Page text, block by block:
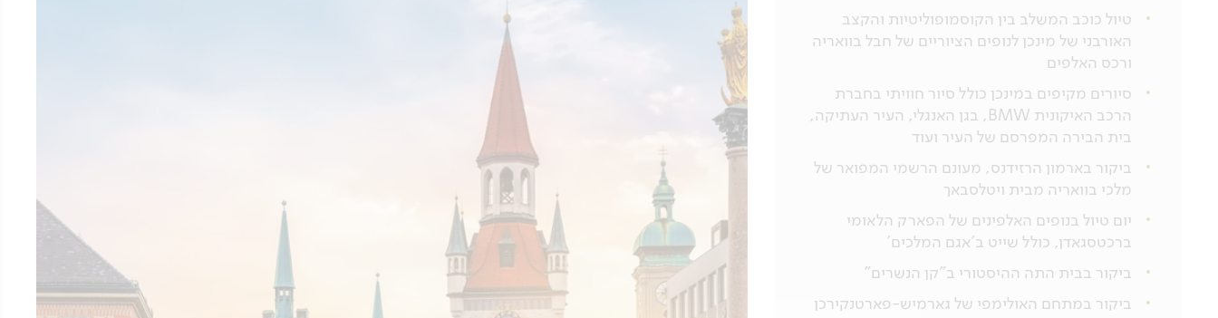
טיול כוכב המשלב בין הקוסמופוליטיות והקצב
האורבני של מינכן לנופים הציוריים של חבל בוואריה
ורכס האלפים
סיורים מקיפים במינכן כולל סיור חוויתי בחברת
הרכב האיקונית BMW, בגן האנגלי, העיר העתיקה,
בית הבירה המפרסם של העיר ועוד
ביקור בארמון הרזידנס, מעונם הרשמי המפואר של
מלכי בוואריה מבית ויטלסבאך
יום טיול בנופים האלפינים של הפארק הלאומי
ברכטסגאדן, כולל שייט ב'אגם המלכים'
ביקור בבית התה ההיסטורי ב"קן הנשרים"
ביקור במתחם האולימפי של גארמיש-פארטנקירכן